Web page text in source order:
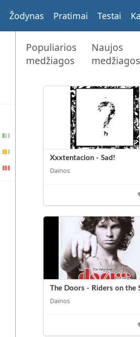
Žodynas Pratimai Testai
Populiarios
medžiagos
Naujos
medžiagos
Xxxtentacion - Sad!
Dainos
The Doors - Riders on the
Dainos